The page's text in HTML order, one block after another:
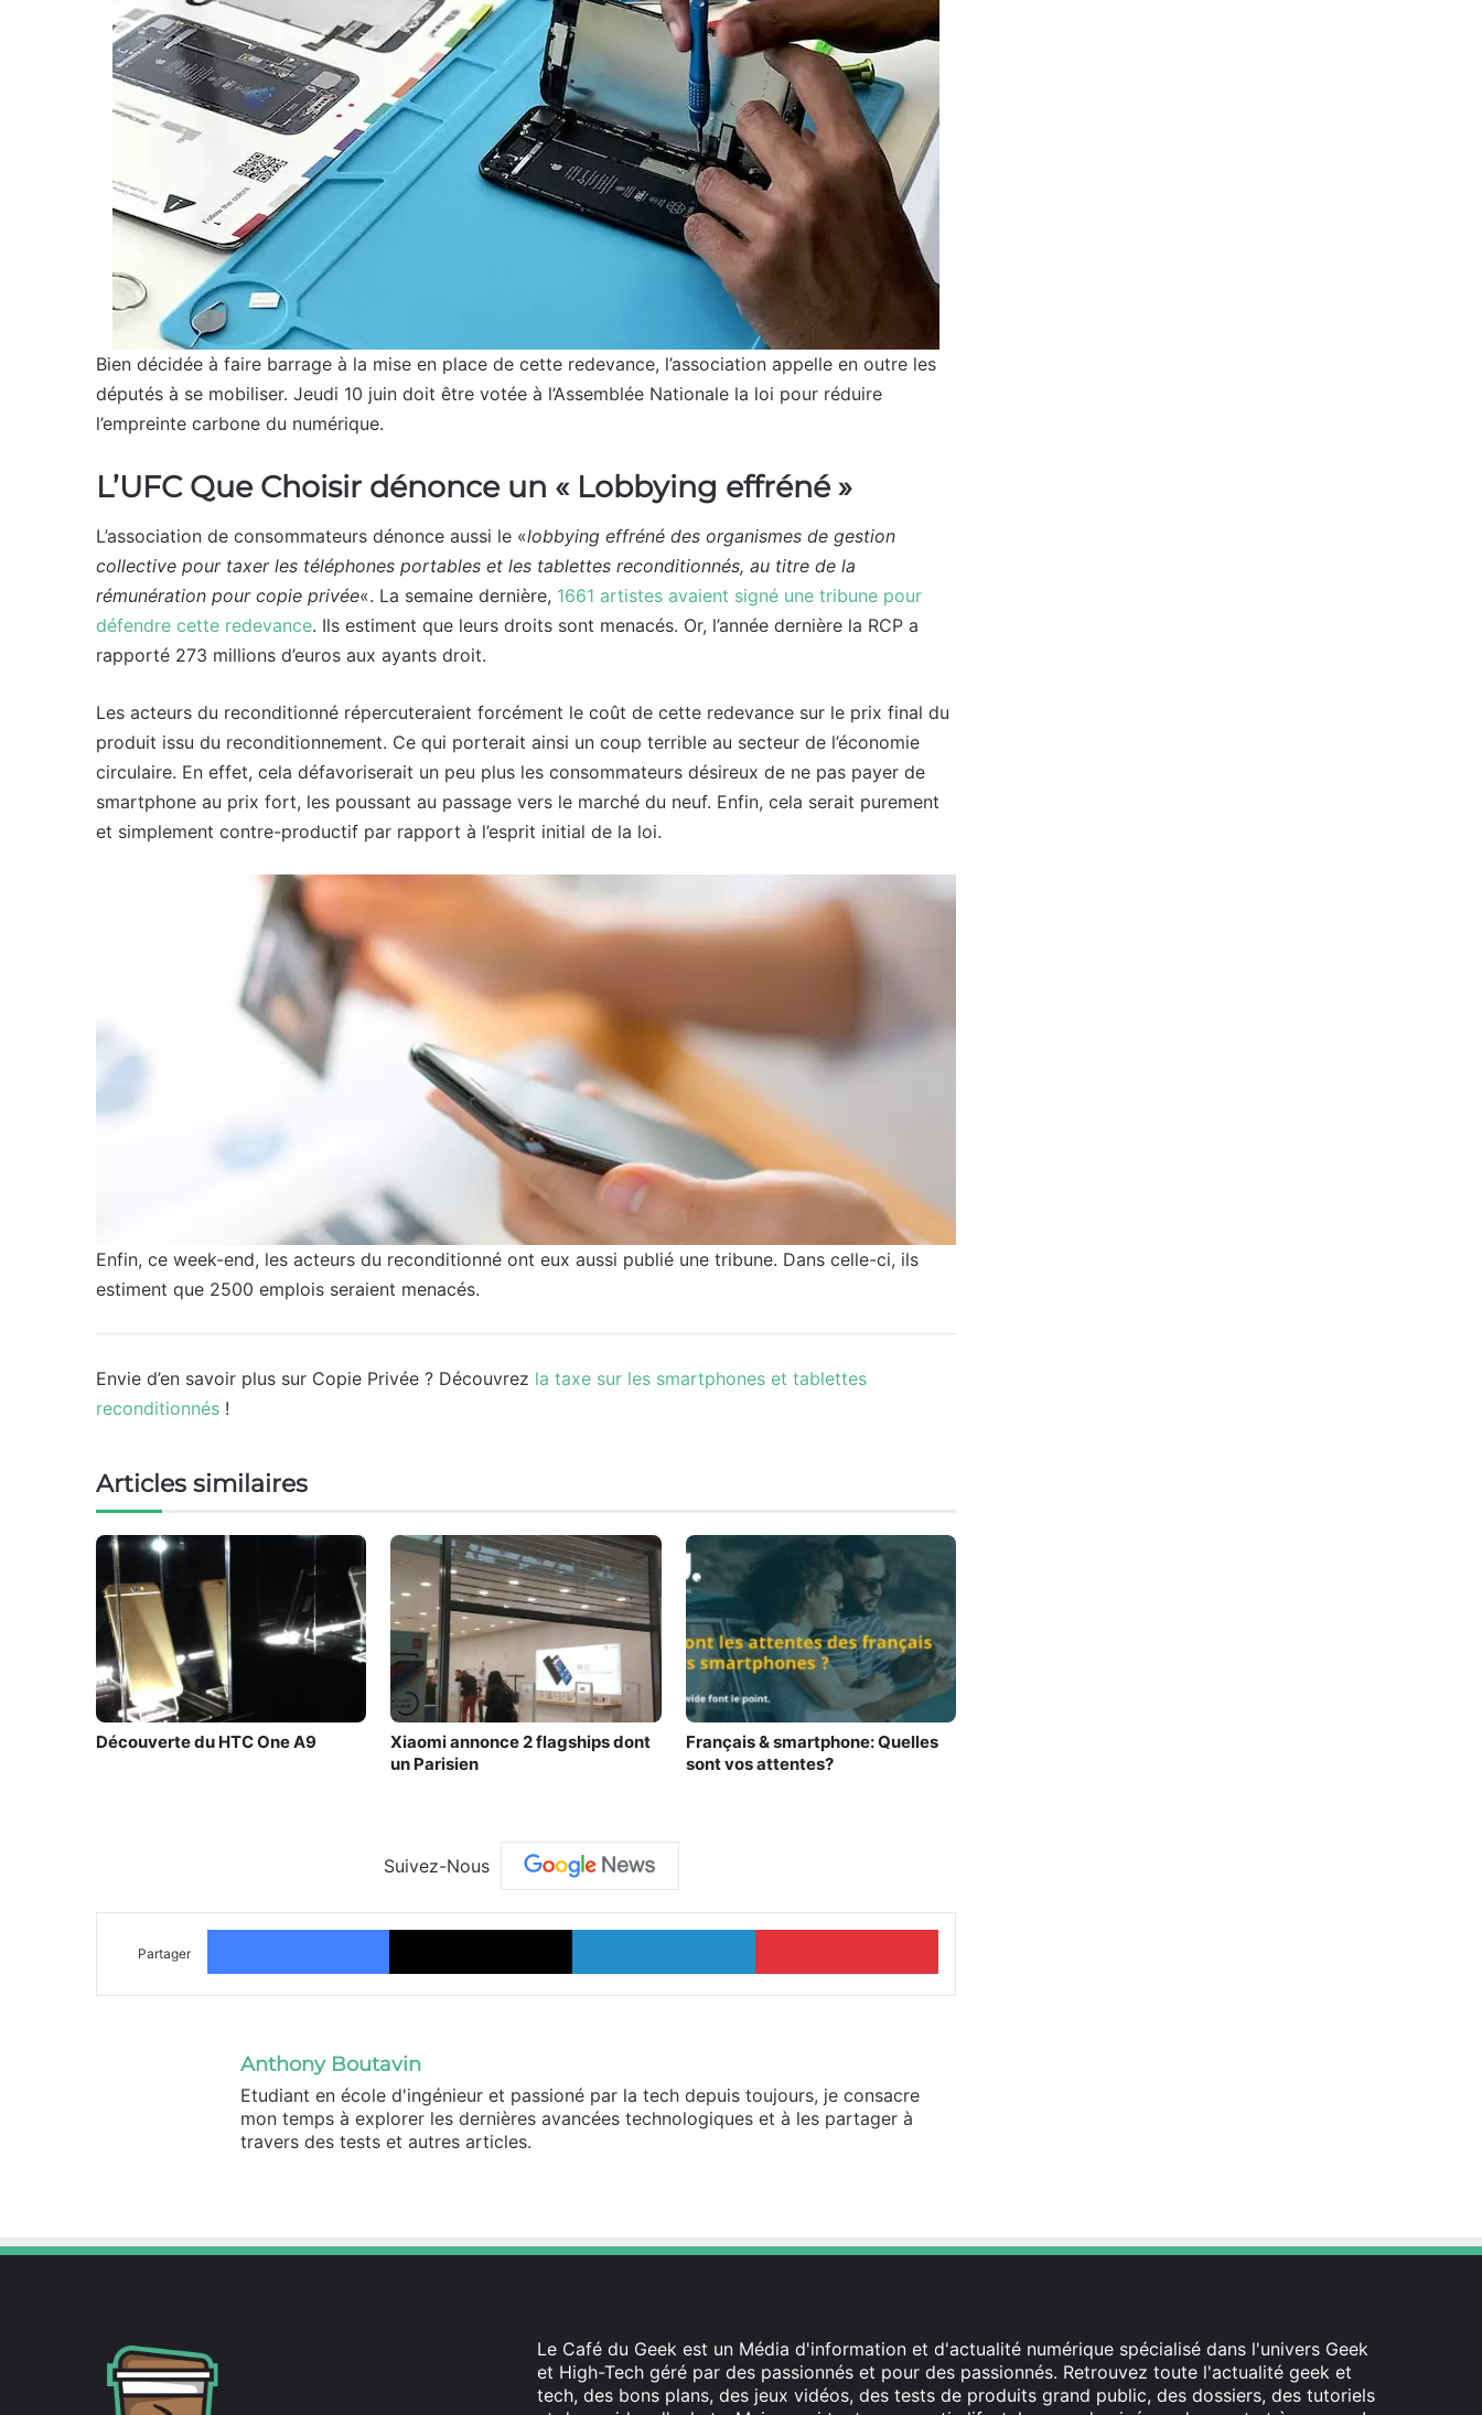
Bien décidée à faire barrage à la mise en place de cette redevance, l’association appelle en outre les
députés à se mobiliser. Jeudi 10 juin doit être votée à l’Assemblée Nationale la loi pour réduire
l’empreinte carbone du numérique.
L’UFC Que Choisir dénonce un « Lobbying effréné »
L’association de consommateurs dénonce aussi le «lobbying effréné des organismes de gestion
collective pour taxer les téléphones portables et les tablettes reconditionnés, au titre de la
rémunération pour copie privée«. La semaine dernière, 1661 artistes avaient signé une tribune pour
défendre cette redevance. Ils estiment que leurs droits sont menacés. Or, l’année dernière la RCP a
rapporté 273 millions d’euros aux ayants droit.
Les acteurs du reconditionné répercuteraient forcément le coût de cette redevance sur le prix final du
produit issu du reconditionnement. Ce qui porterait ainsi un coup terrible au secteur de l’économie
circulaire. En effet, cela défavoriserait un peu plus les consommateurs désireux de ne pas payer de
smartphone au prix fort, les poussant au passage vers le marché du neuf. Enfin, cela serait purement
et simplement contre-productif par rapport à l’esprit initial de la loi.
Enfin, ce week-end, les acteurs du reconditionné ont eux aussi publié une tribune. Dans celle-ci, ils
estiment que 2500 emplois seraient menacés.
Envie d’en savoir plus sur Copie Privée ? Découvrez la taxe sur les smartphones et tablettes
reconditionnés !
Articles similaires
Découverte du HTC One A9
Xiaomi annonce 2 flagships dont
un Parisien
Français & smartphone: Quelles
sont vos attentes?
Suivez-Nous
Partager
Facebook X Linkedin Pinterest
Anthony Boutavin
Etudiant en école d'ingénieur et passioné par la tech depuis toujours, je consacre
mon temps à explorer les dernières avancées technologiques et à les partager à
travers des tests et autres articles.
Le Café du Geek est un Média d'information et d'actualité numérique spécialisé dans l'univers Geek
et High-Tech géré par des passionnés et pour des passionnés. Retrouvez toute l'actualité geek et
tech, des bons plans, des jeux vidéos, des tests de produits grand public, des dossiers, des tutoriels